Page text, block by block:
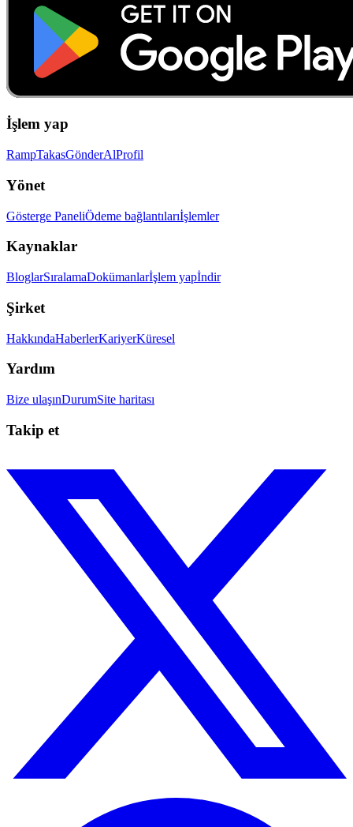
İşlem yap
RampTakasGönderAlProfil
Yönet
Gösterge PaneliÖdeme bağlantılarıİşlemler
Kaynaklar
BloglarSıralamaDokümanlarİşlem yapİndir
Şirket
HakkındaHaberlerKariyerKüresel
Yardım
Bize ulaşınDurumSite haritası
Takip et